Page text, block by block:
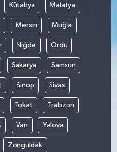
Kütahya Malatya
Mersin Muğla
Niğde Ordu
Sakarya Samsun
Sinop Sivas
Tokat Trabzon
Van Yalova
Zonguldak